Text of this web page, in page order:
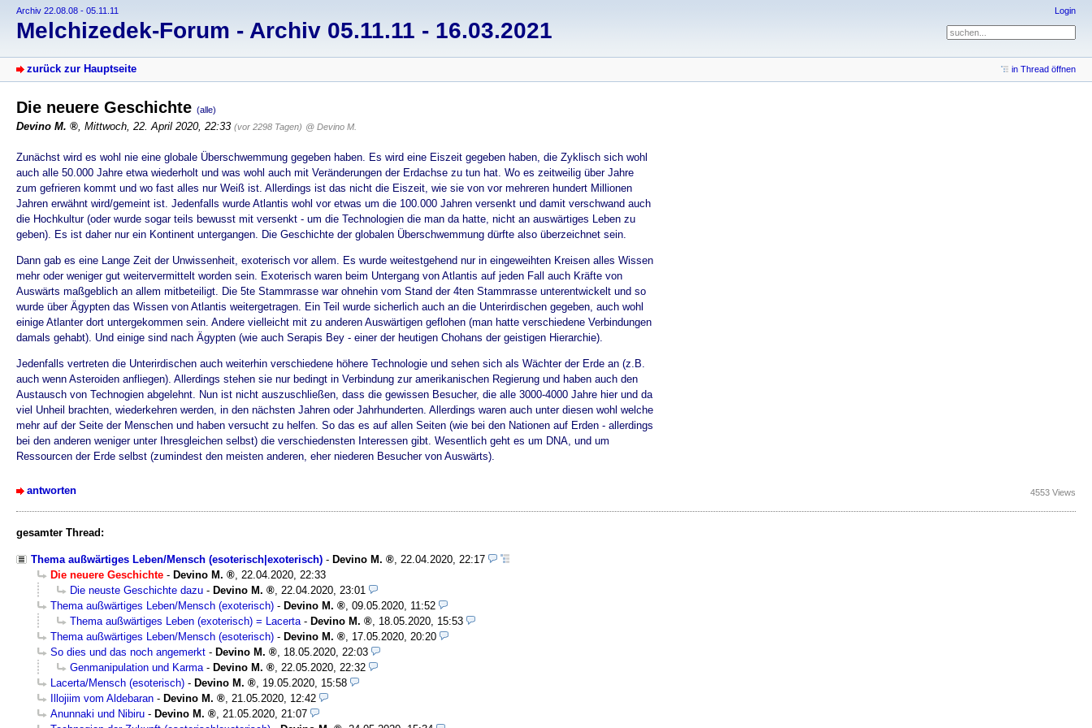
Archiv 22.08.08 - 05.11.11
Melchizedek-Forum - Archiv 05.11.11 - 16.03.2021
Login
zurück zur Hauptseite in Thread öffnen
Die neuere Geschichte (alle)
Devino M. , Mittwoch, 22. April 2020, 22:33 (vor 2298 Tagen) @ Devino M.
Zunächst wird es wohl nie eine globale Überschwemmung gegeben haben. Es wird eine Eiszeit gegeben haben, die Zyklisch sich wohl
auch alle 50.000 Jahre etwa wiederholt und was wohl auch mit Veränderungen der Erdachse zu tun hat. Wo es zeitweilig über Jahre
zum gefrieren kommt und wo fast alles nur Weiß ist. Allerdings ist das nicht die Eiszeit, wie sie von vor mehreren hundert Millionen
Jahren erwähnt wird/gemeint ist. Jedenfalls wurde Atlantis wohl vor etwas um die 100.000 Jahren versenkt und damit verschwand auch
die Hochkultur (oder wurde sogar teils bewusst mit versenkt - um die Technologien die man da hatte, nicht an auswärtiges Leben zu
geben). Es ist daher nur ein Kontinent untergangen. Die Geschichte der globalen Überschwemmung dürfte also überzeichnet sein.
Dann gab es eine Lange Zeit der Unwissenheit, exoterisch vor allem. Es wurde weitestgehend nur in eingeweihten Kreisen alles Wissen
mehr oder weniger gut weitervermittelt worden sein. Exoterisch waren beim Untergang von Atlantis auf jeden Fall auch Kräfte von
Auswärts maßgeblich an allem mitbeteiligt. Die 5te Stammrasse war ohnehin vom Stand der 4ten Stammrasse unterentwickelt und so
wurde über Ägypten das Wissen von Atlantis weitergetragen. Ein Teil wurde sicherlich auch an die Unterirdischen gegeben, auch wohl
einige Atlanter dort untergekommen sein. Andere vielleicht mit zu anderen Auswärtigen geflohen (man hatte verschiedene Verbindungen
damals gehabt). Und einige sind nach Ägypten (wie auch Serapis Bey - einer der heutigen Chohans der geistigen Hierarchie).
Jedenfalls vertreten die Unterirdischen auch weiterhin verschiedene höhere Technologie und sehen sich als Wächter der Erde an (z.B.
auch wenn Asteroiden anfliegen). Allerdings stehen sie nur bedingt in Verbindung zur amerikanischen Regierung und haben auch den
Austausch von Technogien abgelehnt. Nun ist nicht auszuschließen, dass die gewissen Besucher, die alle 3000-4000 Jahre hier und da
viel Unheil brachten, wiederkehren werden, in den nächsten Jahren oder Jahrhunderten. Allerdings waren auch unter diesen wohl welche
mehr auf der Seite der Menschen und haben versucht zu helfen. So das es auf allen Seiten (wie bei den Nationen auf Erden - allerdings
bei den anderen weniger unter Ihresgleichen selbst) die verschiedensten Interessen gibt. Wesentlich geht es um DNA, und um
Ressourcen der Erde selbst (zumindest den meisten anderen, eher niederen Besucher von Auswärts).
antworten 4553 Views
gesamter Thread:
Thema außwärtiges Leben/Mensch (esoterisch|exoterisch) - Devino M.
22.04.2020, 22:17
Die neuere Geschichte - Devino M.
22.04.2020, 22:33
Die neuste Geschichte dazu - Devino M.
22.04.2020, 23:01
Thema außwärtiges Leben/Mensch (exoterisch) - Devino M.
09.05.2020, 11:52
Thema außwärtiges Leben (exoterisch) = Lacerta - Devino M.
18.05.2020, 15:53
Thema außwärtiges Leben/Mensch (esoterisch) - Devino M.
17.05.2020, 20:20
So dies und das noch angemerkt - Devino M.
18.05.2020, 22:03
Genmanipulation und Karma - Devino M.
22.05.2020, 22:32
Lacerta/Mensch (esoterisch) - Devino M.
19.05.2020, 15:58
Illojiim vom Aldebaran - Devino M.
21.05.2020, 12:42
Anunnaki und Nibiru - Devino M.
21.05.2020, 21:07